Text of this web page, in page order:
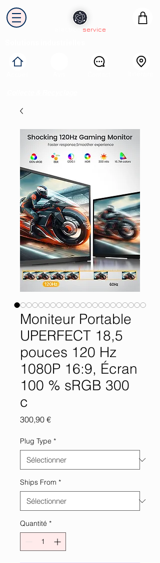
service
Moniteur Portable
UPERFECT 18,5
pouces 120 Hz
1080P 16:9, Écran
100 % sRGB 300
c
300,90 €Prix
Plug Type *
Ships From *
Quantité *